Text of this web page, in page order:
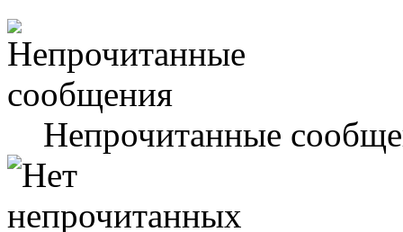
Непрочитанные